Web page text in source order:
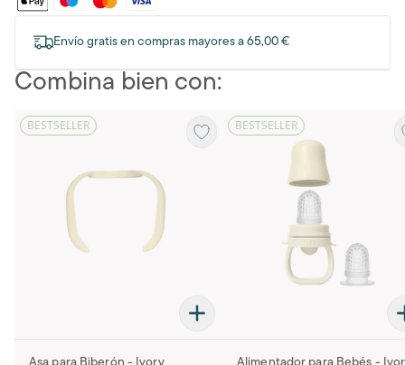
Envío gratis en compras mayores a 65,00 €
Combina bien con:
BESTSELLER BESTSELLER